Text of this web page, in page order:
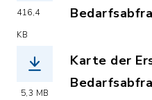
416,4
KB
5,3 MB
Karte der